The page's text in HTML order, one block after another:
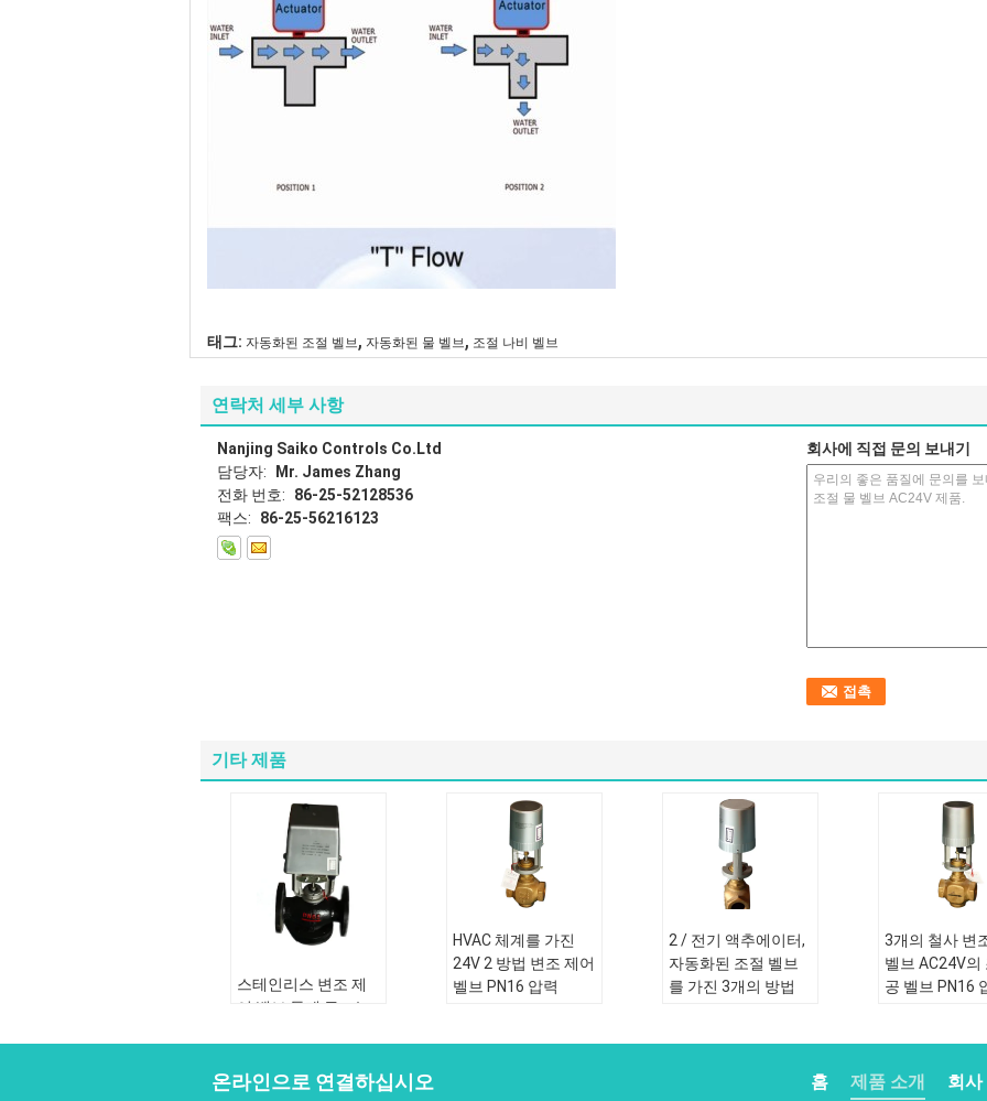
태그: 자동화된 조절 벨브, 자동화된 물 벨브, 조절 나비 벨브
연락처 세부 사항
Nanjing Saiko Controls Co.Ltd
담당자:
Mr. James Zhang
전화 번호:
86-25-52128536
팩스:
86-25-56216123
회사에 직접 문의 보내기
기타 제품
스테인리스 변조 제
어 벨브 통제 구조는
미디어:
HVAC 체계를 가진
24V 2 방법 변조 제어
벨브 PN16 압력
2 / 전기 액추에이터,
자동화된 조절 벨브
를 가진 3개의 방법
3개의 철사 변
벨브 AC24V의
공 벨브 PN16
구조:통제
온라인으로 연결하십시오 회사
제품 소개
홈